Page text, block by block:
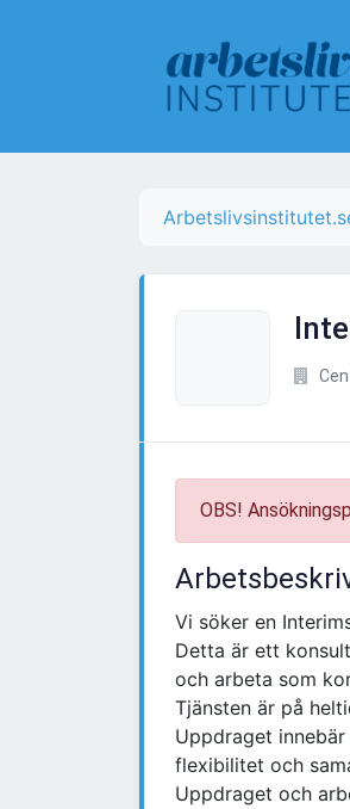
OBS!
Vi söker en
Detta är ett
och arbeta som
Tjänsten är på
Uppdraget
flexibilitet och
Uppdraget och